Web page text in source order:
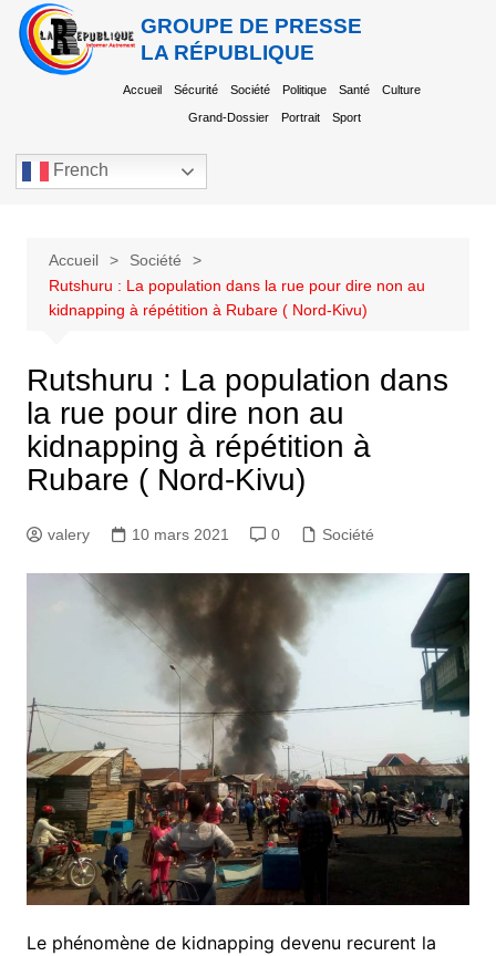
GROUPE DE PRESSE
LA RÉPUBLIQUE
Accueil Sécurité Société Politique Santé Culture
Grand-Dossier Portrait Sport
French
Accueil
Société
Rutshuru : La population dans la rue pour dire non au
kidnapping à répétition à Rubare ( Nord-Kivu)
Rutshuru : La population dans
la rue pour dire non au
kidnapping à répétition à
Rubare ( Nord-Kivu)
valery 10 mars 2021 0 Société
Le phénomène de kidnapping devenu recurent la